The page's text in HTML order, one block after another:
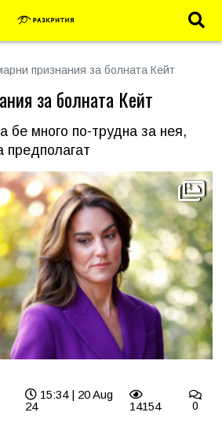
признания за болната Кейт
за болната Кейт
бе много по-трудна за нея,
предполагат
15:34 | 20 Aug
24
14154 0